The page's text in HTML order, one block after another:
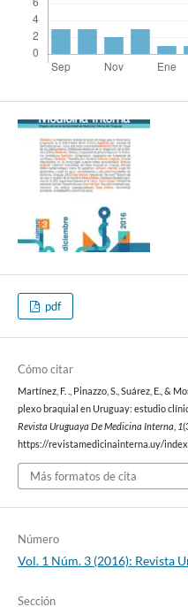
pdf
Cómo citar
Martínez, F. ., Pinazzo, S., Suárez, E., &
plexo braquial en Uruguay: estudio
Revista Uruguaya De Medicina Interna 1
https://revistamedicinainterna.uy/
Más formatos de cita
Número
Vol. 1 Núm. 3 (2016): Revista
Sección